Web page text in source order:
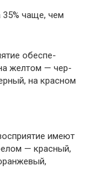
чаще, чем
обеспе­
желтом — чер­
на крас­ном
име­ют
— крас­ный,